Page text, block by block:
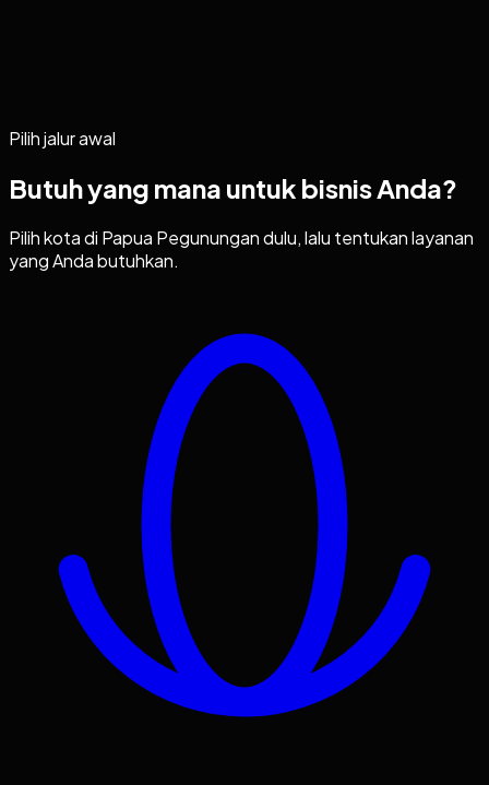
Pilih jalur awal
Butuh yang mana untuk bisnis Anda?
Pilih kota di Papua Pegunungandulu, lalu tentukan layanan
yang Anda butuhkan.